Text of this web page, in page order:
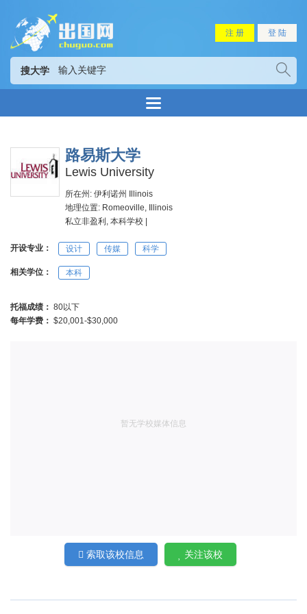
注 册 登 陆
搜大学
路易斯大学
Lewis University
所在州: 伊利诺州 Illinois
地理位置: Romeoville, Illinois
私立非盈利, 本科学校 |
开设专业： 设计 传媒 科学
相关学位： 本科
托福成绩： 80以下
每年学费： $20,001-$30,000
暂无学校媒体信息
关注该校
索取该校信息